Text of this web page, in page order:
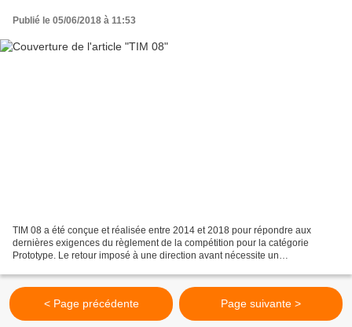
Publié le 05/06/2018 à 11:53
TIM 08 a été conçue et réalisée entre 2014 et 2018 pour répondre aux
dernières exigences du règlement de la compétition pour la catégorie
Prototype. Le retour imposé à une direction avant nécessite un
< Page précédente Page suivante >